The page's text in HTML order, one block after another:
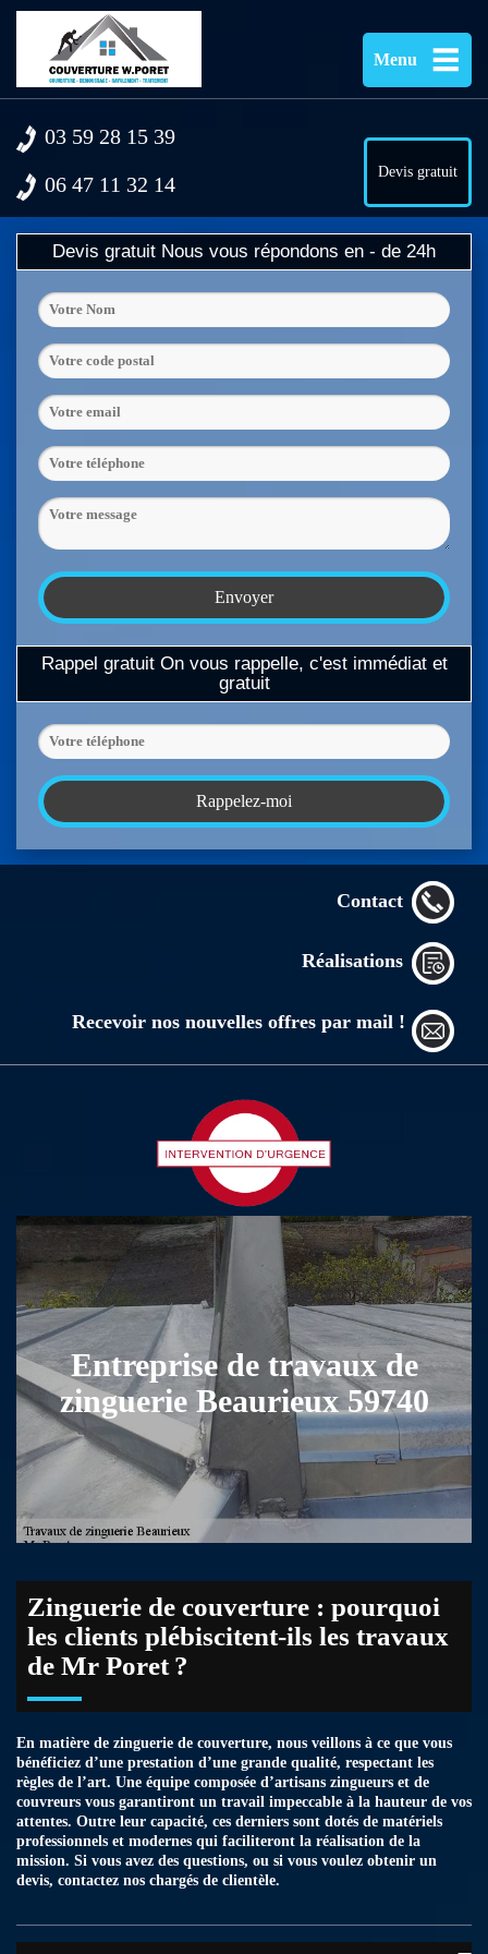
Menu
03 59 28 15 39
06 47 11 32 14
Devis gratuit
Devis gratuit Nous vous répondons en - de 24h
Rappel gratuit On vous rappelle, c'est immédiat et
gratuit
Contact
Réalisations
Recevoir nos nouvelles offres par mail !
Entreprise de travaux de
zinguerie Beaurieux 59740
Zinguerie de couverture : pourquoi
les clients plébiscitent-ils les travaux
de Mr Poret ?
En matière de zinguerie de couverture, nous veillons à ce que vous
bénéficiez d’une prestation d’une grande qualité, respectant les
règles de l’art. Une équipe composée d’artisans zingueurs et de
couvreurs vous garantiront un travail impeccable à la hauteur de vos
attentes. Outre leur capacité, ces derniers sont dotés de matériels
professionnels et modernes qui faciliteront la réalisation de la
mission. Si vous avez des questions, ou si vous voulez obtenir un
devis, contactez nos chargés de clientèle.